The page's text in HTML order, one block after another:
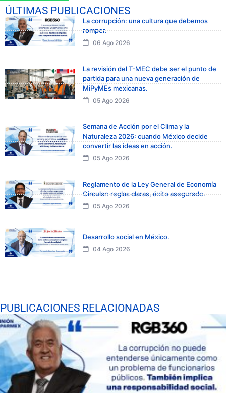
ÚLTIMAS PUBLICACIONES
La corrupción: una cultura que debemos
romper.
06 Ago 2026
La revisión del T-MEC debe ser el punto de
partida para una nueva generación de
MiPyMEs mexicanas.
05 Ago 2026
Semana de Acción por el Clima y la
Naturaleza 2026: cuando México decide
convertir las ideas en acción.
05 Ago 2026
Reglamento de la Ley General de Economía
Circular: reglas claras, éxito asegurado.
05 Ago 2026
Desarrollo social en México.
04 Ago 2026
PUBLICACIONES RELACIONADAS